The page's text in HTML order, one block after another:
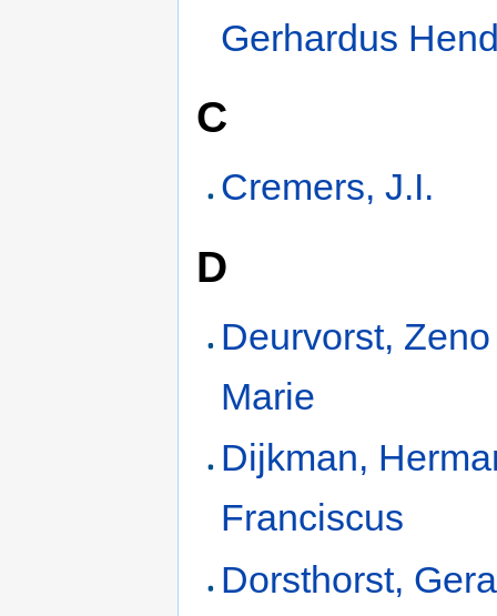
Gerhardus
C
Cremers, J.I.
D
Deurvorst,
Marie
Dijkman,
Franciscus
Dorsthorst,